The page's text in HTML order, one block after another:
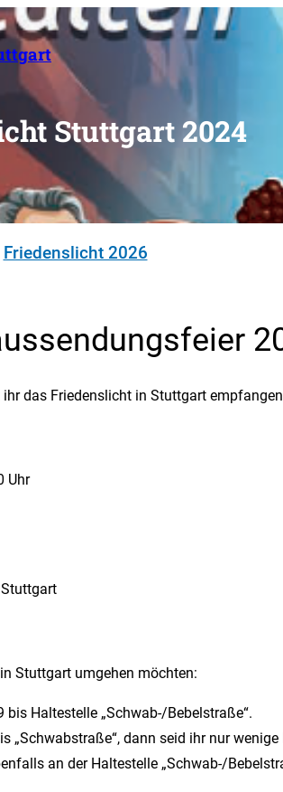
Stuttgart 2024
Friedenslicht 2026
das Friedenslicht in Stuttgart
Uhr
Stuttgart umgehen möchten:
bis Haltestelle „Schwab-/Bebelstraße“.
„Schwabstraße“, dann seid ihr nur
an der Haltestelle „Schwab-/